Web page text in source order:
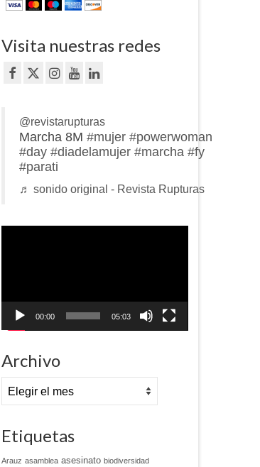
Visita nuestras redes
@revistarupturas
Marcha 8M #mujer #powerwoman
#day #diadelamujer #marcha #fy
#parati
♬ sonido original - Revista Rupturas
00:00 05:03
Archivo
Archivo
Etiquetas
Arauz asamblea asesinato biodiversidad